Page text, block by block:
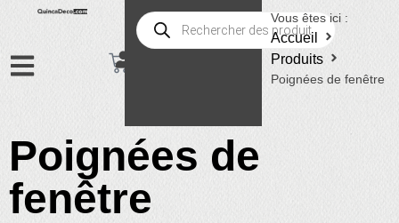
Vous êtes ici :
Accueil
Produits
Poignées de fenêtre
Poignées de
fenêtre